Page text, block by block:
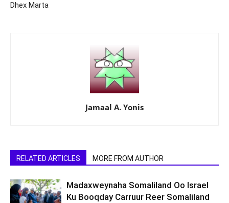
Dhex Marta
Jamaal A. Yonis
RELATED ARTICLES MORE FROM AUTHOR
Madaxweynaha Somaliland Oo Israel
Ku Booqday Carruur Reer Somaliland